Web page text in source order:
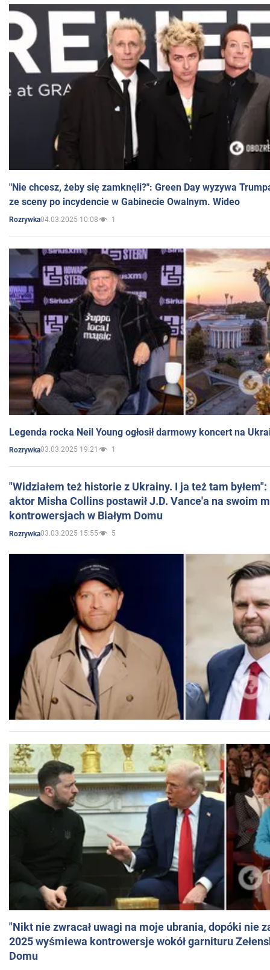
"Nie chcesz, żeby się zamknęli?": Green Day wyzywa
ze sceny po incydencie w Gabinecie Owalnym. Wideo
Rozrywka04.03.2025 10:08 1
Legenda rocka Neil Young ogłosił darmowy koncert na
Rozrywka03.03.2025 19:21 1
"Widziałem też historie z Ukrainy. I ja też tam
aktor Misha Collins postawił J.D. Vance'a na swoim
kontrowersjach w Białym Domu
Rozrywka03.03.2025 15:55 5
"Nikt nie zwracał uwagi na moje ubrania, dopóki nie
2025 wyśmiewa kontrowersje wokół garnituru
Domu